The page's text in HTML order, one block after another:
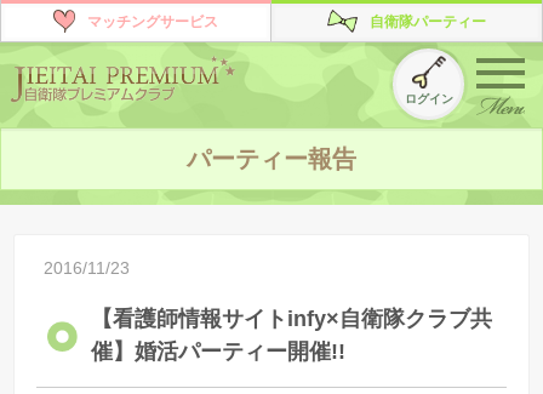
マッチングサービス 自衛隊パーティー
ログイン
パーティー報告
2016/11/23
【看護師情報サイトinfy×自衛隊クラブ共
催】婚活パーティー開催!!